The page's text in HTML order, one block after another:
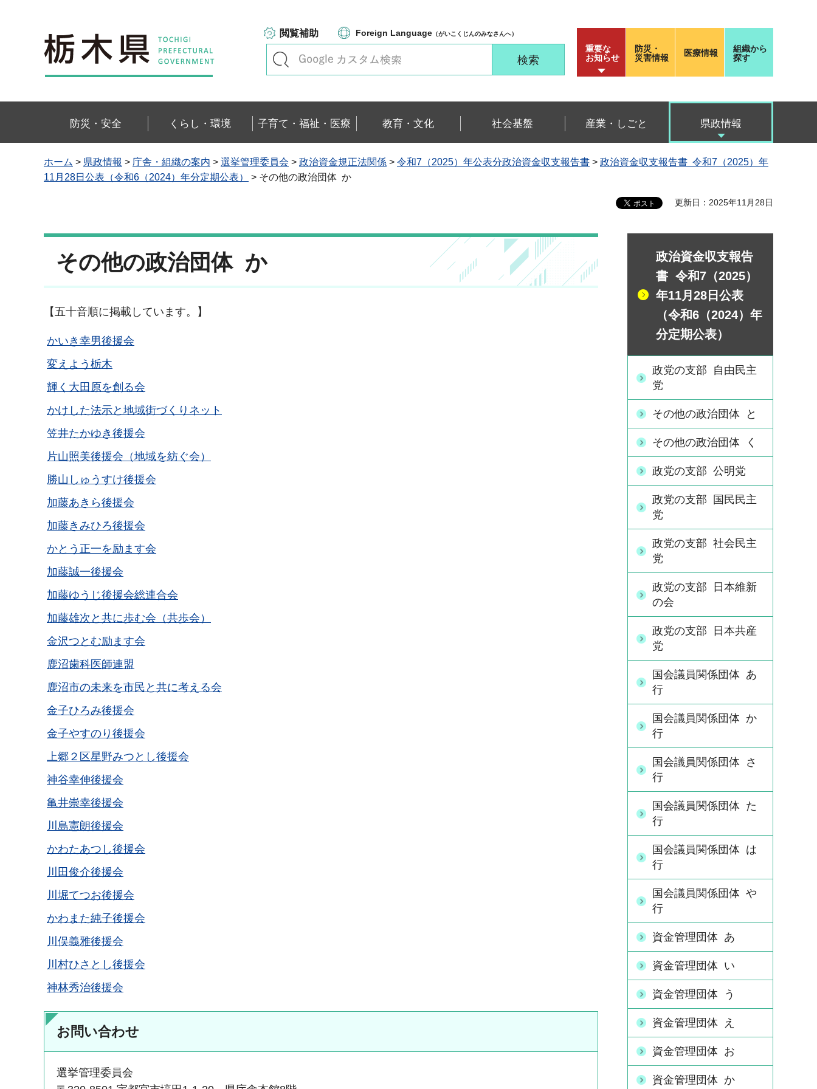
栃木県
閲覧補助 Foreign Language （がいこくじんのみなさんへ）
重要な
お知らせ
防災・
災害情報
医療情報
組織から
探す
防災・安全 くらし・環境 子育て・福祉・医療 教育・文化 社会基盤 産業・しごと 県政情報
ホーム > 県政情報 > 庁舎・組織の案内 > 選挙管理委員会 > 政治資金規正法関係 > 令和7（2025）年公表分政治資金収支報告書 > 政治資金収支報告書 令和7（2025）年
11月28日公表（令和6（2024）年分定期公表）
> その他の政治団体 か
更新日：2025年11月28日
その他の政治団体 か
【五十音順に掲載しています。】
かいき幸男後援会
変えよう栃木
輝く大田原を創る会
かけした法示と地域街づくりネット
笠井たかゆき後援会
片山照美後援会（地域を紡ぐ会）
勝山しゅうすけ後援会
加藤あきら後援会
加藤きみひろ後援会
かとう正一を励ます会
加藤誠一後援会
加藤ゆうじ後援会総連合会
加藤雄次と共に歩む会（共歩会）
金沢つとむ励ます会
鹿沼歯科医師連盟
鹿沼市の未来を市民と共に考える会
金子ひろみ後援会
金子やすのり後援会
上郷２区星野みつとし後援会
神谷幸伸後援会
亀井崇幸後援会
川島憲朗後援会
かわたあつし後援会
川田俊介後援会
川堀てつお後援会
かわまた純子後援会
川俣義雅後援会
川村ひさとし後援会
神林秀治後援会
お問い合わせ
選挙管理委員会
政治資金収支報告
書 令和7（2025）
年11月28日公表
（令和6（2024）年
分定期公表）
政党の支部 自由民主
党
その他の政治団体 と
その他の政治団体 く
政党の支部 公明党
政党の支部 国民民主
党
政党の支部 社会民主
党
政党の支部 日本維新
の会
政党の支部 日本共産
党
国会議員関係団体 あ
行
国会議員関係団体 か
行
国会議員関係団体 さ
行
国会議員関係団体 た
行
国会議員関係団体 は
行
国会議員関係団体 や
行
資金管理団体 あ
資金管理団体 い
資金管理団体 う
資金管理団体 え
資金管理団体 お
資金管理団体 か